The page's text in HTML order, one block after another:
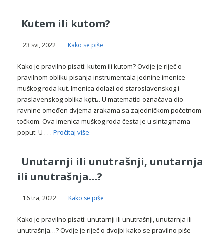
Kutem ili kutom?
23 svi, 2022 Kako se piše
Kako je pravilno pisati: kutem ili kutom? Ovdje je riječ o
pravilnom obliku pisanja instrumentala jednine imenice
muškog roda kut. Imenica dolazi od staroslavenskog i
praslavenskog oblika kǫtъ. U matematici označava dio
ravnine omeđen dvjema zrakama sa zajedničkom početnom
točkom. Ova imenica muškog roda česta je u sintagmama
poput: U . . . Pročitaj više
Unutarnji ili unutrašnji, unutarnja
ili unutrašnja…?
16 tra, 2022 Kako se piše
Kako je pravilno pisati: unutarnji ili unutrašnji, unutarnja ili
unutrašnja…? Ovdje je riječ o dvojbi kako se pravilno piše